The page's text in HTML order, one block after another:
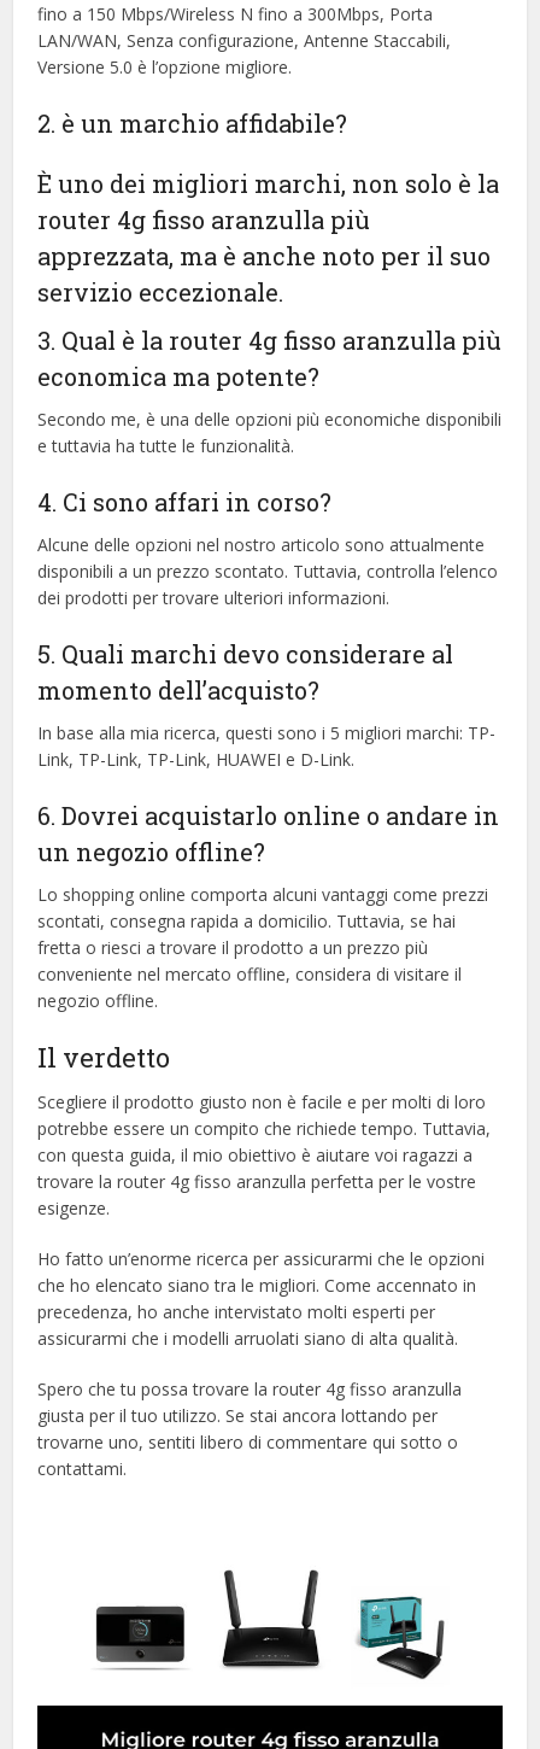
fino a 150 Mbps/Wireless N fino a 300Mbps, Porta
LAN/WAN, Senza configurazione, Antenne Staccabili,
Versione 5.0 è l’opzione migliore.
2. è un marchio affidabile?
È uno dei migliori marchi, non solo è la
router 4g fisso aranzulla più
apprezzata, ma è anche noto per il suo
servizio eccezionale.
3. Qual è la router 4g fisso aranzulla più
economica ma potente?
Secondo me, è una delle opzioni più economiche disponibili
e tuttavia ha tutte le funzionalità.
4. Ci sono affari in corso?
Alcune delle opzioni nel nostro articolo sono attualmente
disponibili a un prezzo scontato. Tuttavia, controlla l’elenco
dei prodotti per trovare ulteriori informazioni.
5. Quali marchi devo considerare al
momento dell’acquisto?
In base alla mia ricerca, questi sono i 5 migliori marchi: TP-
Link, TP-Link, TP-Link, HUAWEI e D-Link.
6. Dovrei acquistarlo online o andare in
un negozio offline?
Lo shopping online comporta alcuni vantaggi come prezzi
scontati, consegna rapida a domicilio. Tuttavia, se hai
fretta o riesci a trovare il prodotto a un prezzo più
conveniente nel mercato offline, considera di visitare il
negozio offline.
Il verdetto
Scegliere il prodotto giusto non è facile e per molti di loro
potrebbe essere un compito che richiede tempo. Tuttavia,
con questa guida, il mio obiettivo è aiutare voi ragazzi a
trovare la router 4g fisso aranzulla perfetta per le vostre
esigenze.
Ho fatto un’enorme ricerca per assicurarmi che le opzioni
che ho elencato siano tra le migliori. Come accennato in
precedenza, ho anche intervistato molti esperti per
assicurarmi che i modelli arruolati siano di alta qualità.
Spero che tu possa trovare la router 4g fisso aranzulla
giusta per il tuo utilizzo. Se stai ancora lottando per
trovarne uno, sentiti libero di commentare qui sotto o
contattami.